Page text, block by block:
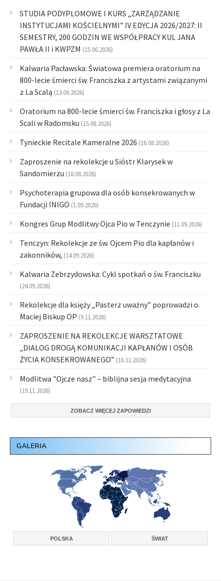
STUDIA PODYPLOMOWE I KURS „ZARZĄDZANIE
INSTYTUCJAMI KOŚCIELNYMI” IV EDYCJA 2026/2027: II
SEMESTRY, 200 GODZIN WE WSPÓŁPRACY KUL JANA
PAWŁA II i KWPZM (15.06.2026)
Kalwaria Pacławska: Światowa premiera oratorium na
800-lecie śmierci św. Franciszka z artystami związanymi
z La Scalą (13.08.2026)
Oratorium na 800-lecie śmierci św. Franciszka i głosy z La
Scali w Radomsku (15.08.2026)
Tynieckie Recitale Kameralne 2026 (16.08.2026)
Zaproszenie na rekolekcje u Sióstr Klarysek w
Sandomierzu (18.08.2026)
Psychoterapia grupowa dla osób konsekrowanych w
Fundacji INIGO (1.09.2026)
Kongres Grup Modlitwy Ojca Pio w Tenczynie (11.09.2026)
Tenczyn: Rekolekcje ze św. Ojcem Pio dla kapłanów i
zakonników, (14.09.2026)
Kalwaria Zebrzydowska: Cykl spotkań o św. Franciszku
(24.09.2026)
Rekolekcje dla księży „Pasterz uważny” poprowadzi o.
Maciej Biskup OP (9.11.2026)
ZAPROSZENIE NA REKOLEKCJE WARSZTATOWE
„DIALOG DROGĄ KOMUNIKACJI KAPŁANÓW I OSÓB
ŻYCIA KONSEKROWANEGO” (16.11.2026)
Modlitwa "Ojcze nasz" – biblijna sesja medytacyjna
(19.11.2026)
ZOBACZ WIĘCEJ ZAPOWIEDZI
GALERIA
POLSKA ŚWIAT